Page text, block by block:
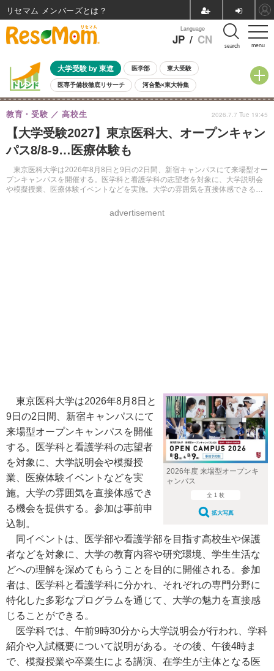
menu
Language
JP / CN search
大学受験 by 東進 医学部 東大受験
医専予備校徹底リサーチ 河合塾×東大特集
親子で考える大学選び 高校受験 中学受験 小学校受験
共通テスト 夏休み
8月開催イベント・WS 全国公立高校 過去問 人気記事
自由研究教材（小学生向け） 自由研究教材（中学生向け）
【大学受験2027】東京医科大、オープンキャン
パス8/8-9…医療体験も
東京医科大学は2026年8月8日と9日の2日間、新宿キャンパスにて来場型オー
プンキャンパスを開催する。医学科と看護学科の志望者を対象に、大学説明会
や模擬授業、医療体験イベントなどを実施。大学の雰囲気を直接体感できる機
教育・受験 高校生
advertisement
2026.7.7 Tue 19:45
2026年度 来場型オープンキ
ャンパス
全 1 枚
拡大写真
東京医科大学は2026年8月8日と
9日の2日間、新宿キャンパスにて
来場型オープンキャンパスを開催
する。医学科と看護学科の志望者
を対象に、大学説明会や模擬授
業、医療体験イベントなどを実
施。大学の雰囲気を直接体感でき
る機会を提供する。参加は事前申
込制。
同イベントは、医学部や看護学部を目指す高校生や保護
者などを対象に、大学の教育内容や研究環境、学生生活な
どへの理解を深めてもらうことを目的に開催される。参加
者は、医学科と看護学科に分かれ、それぞれの専門分野に
特化した多彩なプログラムを通じて、大学の魅力を直接感
じることができる。
医学科では、午前9時30分から大学説明会が行われ、学科
紹介や入試概要について説明がある。その後、午後4時ま
で、模擬授業や卒業生による講演、在学生が主体となる医
リセマム メンバーズ